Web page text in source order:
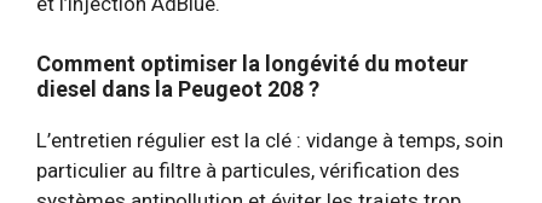
Comment optimiser la longévité du moteur
diesel dans la Peugeot 208 ?
L’entretien régulier est la clé : vidange à temps, soin
particulier au filtre à particules, vérification des